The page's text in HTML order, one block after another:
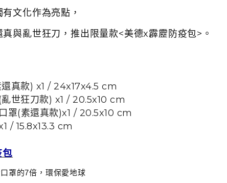
文化作為亮點，
與亂世狂刀，推出限量款<美德x霹靂防疫包>。
還真款) x1 / 24x17x4.5 cm
亂世狂刀款) x1 / 20.5x10 cm
罩(素還真款)x1 / 20.5x10 cm
/ 15.8x13.3 cm
包
罩的7倍，環保愛地球